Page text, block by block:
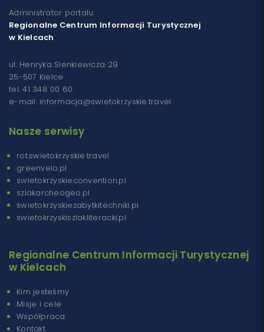
Administrator portalu:
Regionalne Centrum Informacji Turystycznej
w Kielcach
ul. Henryka Sienkiewicza 29
25-507 Kielce
tel. 41 348 00 60
e-mail: informacja@swietokrzyskie.travel
Nasze serwisy
rot.swietokrzyskie.travel
greenvelo.pl
swietokrzyskieconvention.pl
szlakarcheogeo.pl
swietokrzyskiezabytkitechniki.pl
swietokrzyskiszlakliteracki.pl
Regionalne Centrum Informacji Turystycznej
w Kielcach
Kim jesteśmy
Misje i cele
Współpraca
Kontakt